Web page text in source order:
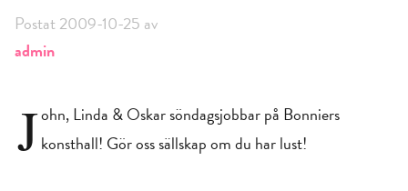
Postat 2009-10-25 av
admin
John, Linda & Oskar söndagsjobbar på Bonniers
konsthall! Gör oss sällskap om du har lust!